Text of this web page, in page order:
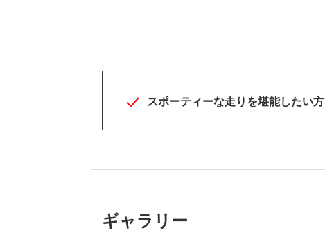
スポーティーな走りを堪能したい方
ギャラリー